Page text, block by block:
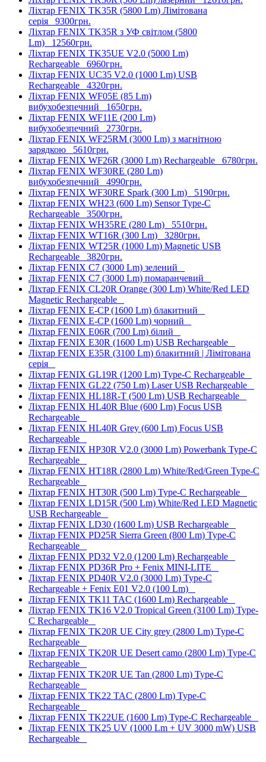
Ліхтар FENIX TK35R (5800 Lm) Лімітована
серія 9300грн.
Ліхтар FENIX TK35R з УФ світлом (5800
Lm) 12560грн.
Ліхтар FENIX TK35UE V2.0 (5000 Lm)
Rechargeable 6960грн.
Ліхтар FENIX UC35 V2.0 (1000 Lm) USB
Rechargeable 4320грн.
Ліхтар FENIX WF05E (85 Lm)
вибухобезпечний 1650грн.
Ліхтар FENIX WF11E (200 Lm)
вибухобезпечний 2730грн.
Ліхтар FENIX WF25RM (3000 Lm) з магнітною
зарядкою 5610грн.
Ліхтар FENIX WF26R (3000 Lm) Rechargeable 6780грн.
Ліхтар FENIX WF30RE (280 Lm)
вибухобезпечний 4990грн.
Ліхтар FENIX WF30RE Spark (300 Lm) 5190грн.
Ліхтар FENIX WH23 (600 Lm) Sensor Type-C
Rechargeable 3500грн.
Ліхтар FENIX WH35RE (280 Lm) 5510грн.
Ліхтар FENIX WT16R (300 Lm) 3280грн.
Ліхтар FENIX WT25R (1000 Lm) Magnetic USB
Rechargeable 3820грн.
Ліхтар FENIX C7 (3000 Lm) зелений
Ліхтар FENIX C7 (3000 Lm) помаранчевий
Ліхтар FENIX CL20R Orange (300 Lm) White/Red LED
Magnetic Rechargeable
Ліхтар FENIX E-CP (1600 Lm) блакитний
Ліхтар FENIX E-CP (1600 Lm) чорний
Ліхтар FENIX E06R (700 Lm) білий
Ліхтар FENIX E30R (1600 Lm) USB Rechargeable
Ліхтар FENIX E35R (3100 Lm) блакитний | Лімітована
серія
Ліхтар FENIX GL19R (1200 Lm) Type-C Rechargeable
Ліхтар FENIX GL22 (750 Lm) Laser USB Rechargeable
Ліхтар FENIX HL18R-T (500 Lm) USB Rechargeable
Ліхтар FENIX HL40R Blue (600 Lm) Focus USB
Rechargeable
Ліхтар FENIX HL40R Grey (600 Lm) Focus USB
Rechargeable
Ліхтар FENIX HP30R V2.0 (3000 Lm) Powerbank Type-C
Rechargeable
Ліхтар FENIX HT18R (2800 Lm) White/Red/Green Type-C
Rechargeable
Ліхтар FENIX HT30R (500 Lm) Type-C Rechargeable
Ліхтар FENIX LD15R (500 Lm) White/Red LED Magnetic
USB Rechargeable
Ліхтар FENIX LD30 (1600 Lm) USB Rechargeable
Ліхтар FENIX PD25R Sierra Green (800 Lm) Type-C
Rechargeable
Ліхтар FENIX PD32 V2.0 (1200 Lm) Rechargeable
Ліхтар FENIX PD36R Pro + Fenix MINI-LITE
Ліхтар FENIX PD40R V2.0 (3000 Lm) Type-C
Rechargeable + Fenix E01 V2.0 (100 Lm)
Ліхтар FENIX TK11 TAC (1600 Lm) Rechargeable
Ліхтар FENIX TK16 V2.0 Tropical Green (3100 Lm) Type-
C Rechargeable
Ліхтар FENIX TK20R UE City grey (2800 Lm) Type-C
Rechargeable
Ліхтар FENIX TK20R UE Desert camo (2800 Lm) Type-C
Rechargeable
Ліхтар FENIX TK20R UE Tan (2800 Lm) Type-C
Rechargeable
Ліхтар FENIX TK22 TAC (2800 Lm) Type-C
Rechargeable
Ліхтар FENIX TK22UE (1600 Lm) Type-C Rechargeable
Ліхтар FENIX TK25 UV (1000 Lm + UV 3000 mW) USB
Rechargeable